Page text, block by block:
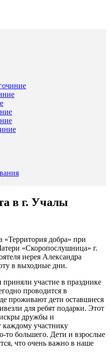
в г. Учалы
«Территория добра» при
«Скоропослушница» г.
иерея Александра
в выходные дни.
участие в празднике
проводится в
проживают дети оставшиеся
для ребят подарки. Этот
искры дружбы и
участнику
то большего. Дети и взрослые
что очень важно в наше